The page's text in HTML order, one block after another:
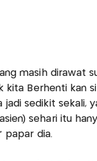
masih dirawat
kita Berhenti kan
jadi sedikit sekali,
sehari itu
papar dia.